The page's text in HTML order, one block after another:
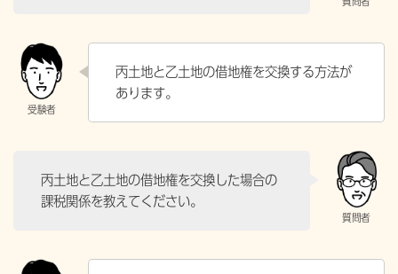
丙土地と乙土地の借地権を交換する方法が
あります。
丙土地と乙土地の借地権を交換した場合の
課税関係を教えてください。